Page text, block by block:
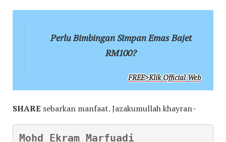
Perlu Bimbingan Simpan Emas Bajet
RM100?
FREE>Klik Official Web
SHARE sebarkan manfaat. Jazakumullah khayran~
Mohd Ekram Marfuadi